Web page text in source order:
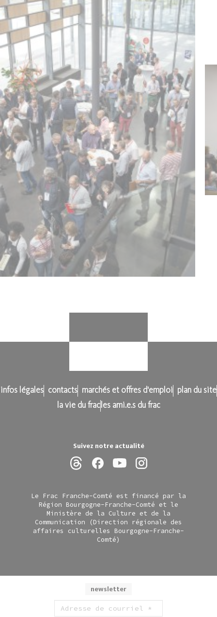
Suivez notre actualité
newsletter
infos légales contacts marchés et offres d'emploi
plan du site
la vie du frac les ami.e.s du frac
Le Frac Franche-Comté est financé par la
Région Bourgogne-Franche-Comté et le
Ministère de la Culture et de la
Communication (Direction régionale des
affaires culturelles Bourgogne-Franche-
Comté)